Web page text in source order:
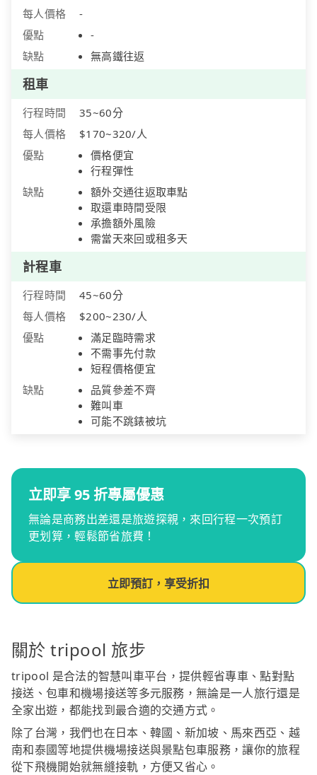
每人價格
-
優點
-
缺點
無高鐵往返
租車
行程時間
35~60分
每人價格
$170~320/人
優點
價格便宜
行程彈性
缺點
額外交通往返取車點
取還車時間受限
承擔額外風險
需當天來回或租多天
計程車
行程時間
45~60分
每人價格
$200~230/人
優點
滿足臨時需求
不需事先付款
短程價格便宜
缺點
品質參差不齊
難叫車
可能不跳錶被坑
立即享 95 折專屬優惠
無論是商務出差還是旅遊探親，來回行程一次預訂
更划算，輕鬆節省旅費！
立即預訂，享受折扣
關於 tripool 旅步
tripool 是合法的智慧叫車平台，提供輕省專車、點對點
接送、包車和機場接送等多元服務，無論是一人旅行還是
全家出遊，都能找到最合適的交通方式。
除了台灣，我們也在日本、韓國、新加坡、馬來西亞、越
南和泰國等地提供機場接送與景點包車服務，讓你的旅程
從下飛機開始就無縫接軌，方便又省心。